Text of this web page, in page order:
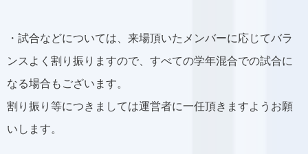
・試合などについては、来場頂いたメンバーに応じてバラ
ンスよく割り振りますので、すべての学年混合での試合に
なる場合もございます。
割り振り等につきましては運営者に一任頂きますようお願
いします。